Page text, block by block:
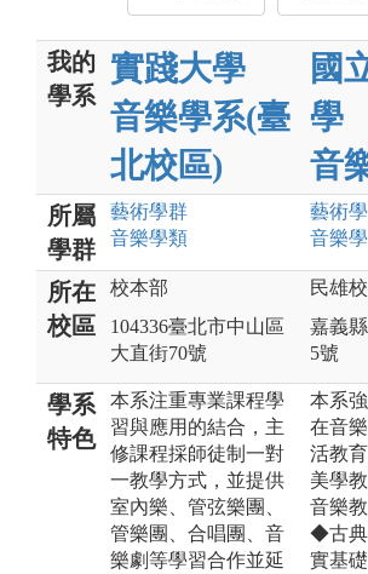
我的
學系
實踐大學
音樂學系(臺
北校區)
國
學
音
所屬
學群
藝術學群
音樂學類
藝術
音樂
所在
校區
校本部
104336臺北市中山區
大直街70號
民雄
嘉義
5號
學系
特色
本系注重專業課程學
習與應用的結合，主
修課程採師徒制一對
一教學方式，並提供
室內樂、管弦樂團、
管樂團、合唱團、音
樂劇等學習合作並延
本系
在音
活教
美學
音樂教
◆古典
實基